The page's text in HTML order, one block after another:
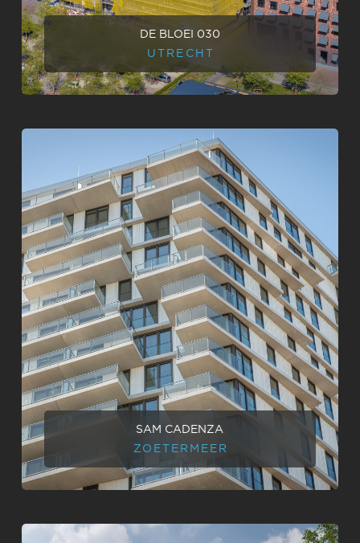
DE BLOEI 030
UTRECHT
SAM CADENZA
ZOETERMEER